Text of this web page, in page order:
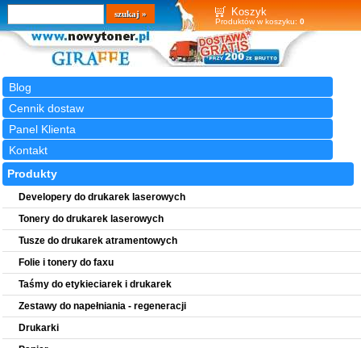
Koszyk
Produktów w koszyku: 0
Blog
Cennik dostaw
Panel Klienta
Kontakt
Wyszukiwarka
szukaj
Produkty
Developery do drukarek laserowych
Tonery do drukarek laserowych
Tusze do drukarek atramentowych
Folie i tonery do faxu
Taśmy do etykieciarek i drukarek
Zestawy do napełniania - regeneracji
Drukarki